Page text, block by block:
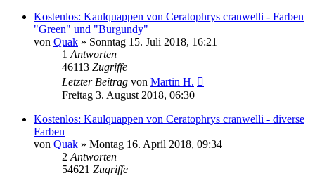
Kostenlos: Kaulquappen von Ceratophrys cranwelli - Farben
"Green" und "Burgundy"
von Quak » Sonntag 15. Juli 2018, 16:21
1 Antworten
46113 Zugriffe
Letzter Beitrag von Martin H.
Freitag 3. August 2018, 06:30
Kostenlos: Kaulquappen von Ceratophrys cranwelli - diverse
Farben
von Quak » Montag 16. April 2018, 09:34
2 Antworten
54621 Zugriffe